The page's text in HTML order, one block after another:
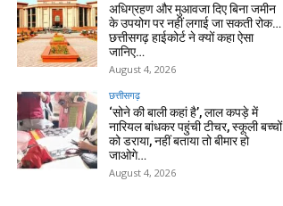
अधिग्रहण और मुआवजा दिए बिना जमीन
के उपयोग पर नहीं लगाई जा सकती रोक…
छत्तीसगढ़ हाईकोर्ट ने क्यों कहा ऐसा
जानिए…
August 4, 2026
छत्तीसगढ़
‘सोने की बाली कहां है’, लाल कपड़े में
नारियल बांधकर पहुंची टीचर, स्कूली बच्चों
को डराया, नहीं बताया तो बीमार हो
जाओगे…
August 4, 2026